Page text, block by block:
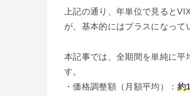
上記の通り、年単位で見ると
が、基本的にはプラスになって
本記事では、全期間を単純に平
す。
・価格調整額（月額平均）： 約